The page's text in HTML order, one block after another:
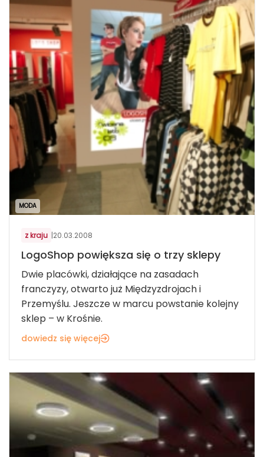
MODA
z kraju |20.03.2008
LogoShop powiększa się o trzy sklepy
Dwie placówki, działające na zasadach
franczyzy, otwarto już Międzyzdrojach i
Przemyślu. Jeszcze w marcu powstanie kolejny
sklep – w Krośnie.
dowiedz się więcej